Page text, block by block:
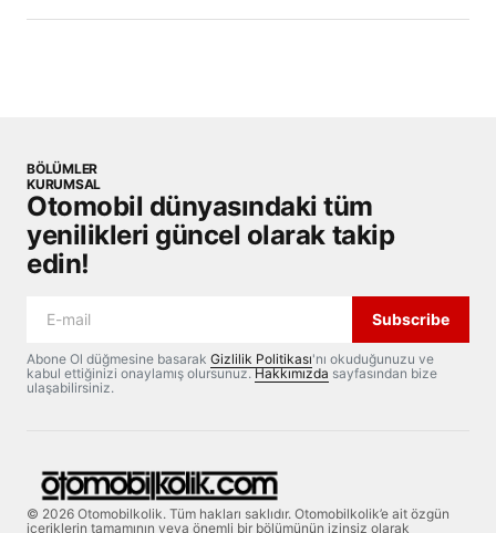
BÖLÜMLER
KURUMSAL
Otomobil dünyasındaki tüm
yenilikleri güncel olarak takip
edin!
Subscribe
Abone Ol düğmesine basarak Gizlilik Politikası'nı okuduğunuzu ve
kabul ettiğinizi onaylamış olursunuz.Hakkımızda sayfasından bize
ulaşabilirsiniz.
© 2026 Otomobilkolik. Tüm hakları saklıdır. Otomobilkolik’e ait özgün
içeriklerin tamamının veya önemli bir bölümünün izinsiz olarak